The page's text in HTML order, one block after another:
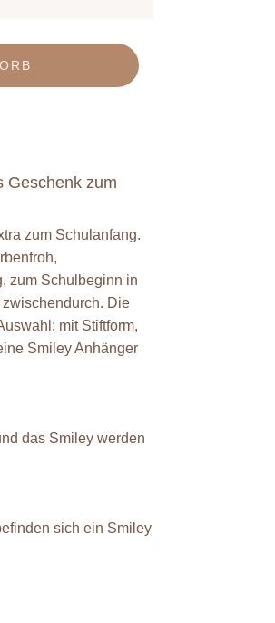
Geschenk zum
zum Schulanfang.
zum Schulbeginn in
Die
mit Stiftform,
Smiley Anhänger
das Smiley werden
sich ein Smiley